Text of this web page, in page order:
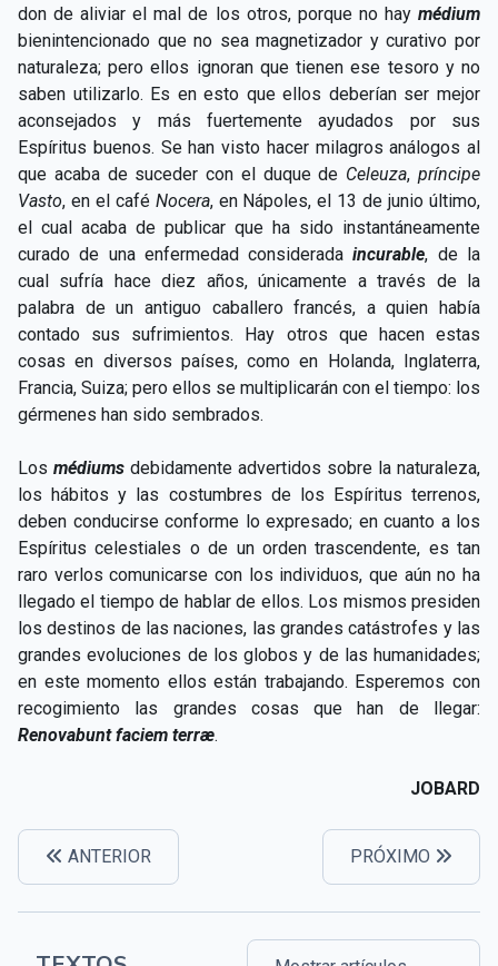
don de aliviar el mal de los otros, porque no hay médium
bienintencionado que no sea magnetizador y curativo por
naturaleza; pero ellos ignoran que tienen ese tesoro y no
saben utilizarlo. Es en esto que ellos deberían ser mejor
aconsejados y más fuertemente ayudados por sus
Espíritus buenos. Se han visto hacer milagros análogos al
que acaba de suceder con el duque de Celeuza,príncipe
Vasto, en el café Nocera, en Nápoles, el 13 de junio último,
el cual acaba de publicar que ha sido instantáneamente
curado de una enfermedad consideradaincurable, de la
cual sufría hace diez años, únicamente a través de la
palabra de un antiguo caballero francés, a quien había
contado sus sufrimientos. Hay otros que hacen estas
cosas en diversos países, como en Holanda, Inglaterra,
Francia, Suiza; pero ellos se multiplicarán con el tiempo: los
gérmenes han sido sembrados.
Los médiums debidamente advertidos sobre la naturaleza,
los hábitos y las costumbres de los Espíritus terrenos,
deben conducirse conforme lo expresado; en cuanto a los
Espíritus celestiales o de un orden trascendente, es tan
raro verlos comunicarse con los individuos, que aún no ha
llegado el tiempo de hablar de ellos. Los mismos presiden
los destinos de las naciones, las grandes catástrofes y las
grandes evoluciones de los globos y de las humanidades;
en este momento ellos están trabajando. Esperemos con
recogimiento las grandes cosas que han de llegar:
Renovabunt faciem terræ.
JOBARD
ANTERIOR PRÓXIMO